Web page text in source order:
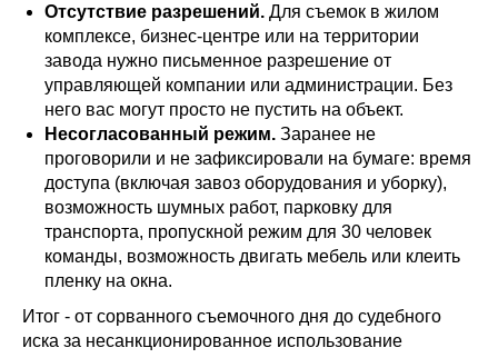
Отсутствие разрешений. Для съемок в жилом
комплексе, бизнес-центре или на территории
завода нужно письменное разрешение от
управляющей компании или администрации. Без
него вас могут просто не пустить на объект.
Несогласованный режим. Заранее не
проговорили и не зафиксировали на бумаге: время
доступа (включая завоз оборудования и уборку),
возможность шумных работ, парковку для
транспорта, пропускной режим для 30 человек
команды, возможность двигать мебель или клеить
пленку на окна.
Итог - от сорванного съемочного дня до судебного
иска за несанкционированное использование